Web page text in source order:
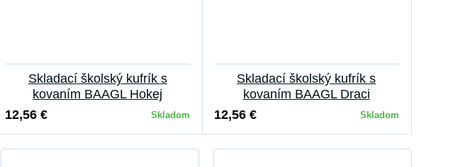
Skladací školský kufrík s
kovaním BAAGL Hokej
12,56 €
Skladom
Skladací školský kufrík s
kovaním BAAGL Draci
12,56 €
Skladom